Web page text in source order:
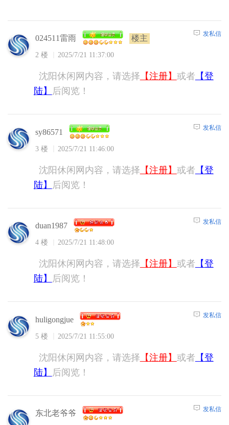
024511雷雨 楼主
2 楼 2025/7/21 11:37:00
发私信
沈阳休闲网内容，请选择 【注册】 或者 【登
陆】
后阅览！
sy86571
3 楼 2025/7/21 11:46:00
发私信
沈阳休闲网内容，请选择 【注册】 或者 【登
陆】
后阅览！
duan1987
4 楼 2025/7/21 11:48:00
发私信
沈阳休闲网内容，请选择 【注册】 或者 【登
陆】
后阅览！
huligongjue
5 楼 2025/7/21 11:55:00
发私信
沈阳休闲网内容，请选择 【注册】 或者 【登
陆】
后阅览！
东北老爷爷 发私信